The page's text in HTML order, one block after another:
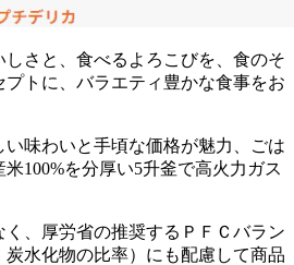
しさと、食べるよろこびを、食のそ
プトに、バラエティ豊かな食事をお
味わいと手頃な価格が魅力、ごは
100%を分厚い5升釜で高火力ガス
、
厚労省の推奨するＰＦＣバラン
炭水化物の比率）にも配慮して商品